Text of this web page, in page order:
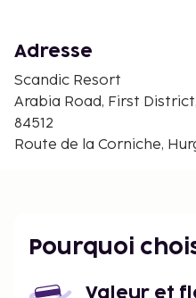
Adresse
Scandic Resort
Arabia Road, First
84512
Route de la Corniche,
Pourquoi
Valeur et